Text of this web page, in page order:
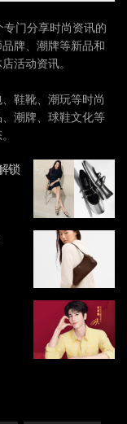
门分享时尚资讯的
牌、潮牌等新品和
活动资讯。
鞋靴、潮玩等时尚
潮牌、球鞋文化等
锁